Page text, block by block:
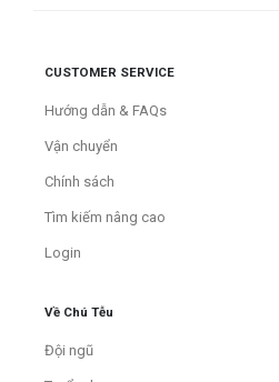
CUSTOMER SERVICE
Hướng dẫn & FAQs
Vận chuyển
Chính sách
Tìm kiếm nâng cao
Login
Về Chú Tễu
Đội ngũ